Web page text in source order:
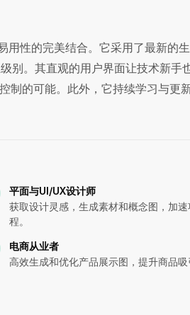
性的完美结合。它采用了最新的
别。其直观的用户界面让技术新手
制的可能。此外，它持续学习与更
平面与UI/UX设计师
获取设计灵感，生成素材和概念图，加
程。
电商从业者
高效生成和优化产品展示图，提升商品吸